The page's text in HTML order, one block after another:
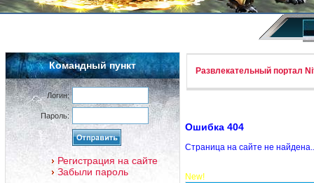
Командный пункт
Логин:
Пароль:
Регистрация на сайте
Забыли пароль
Развлекательный портал
Ошибка 404
Страница на сайте не
New!